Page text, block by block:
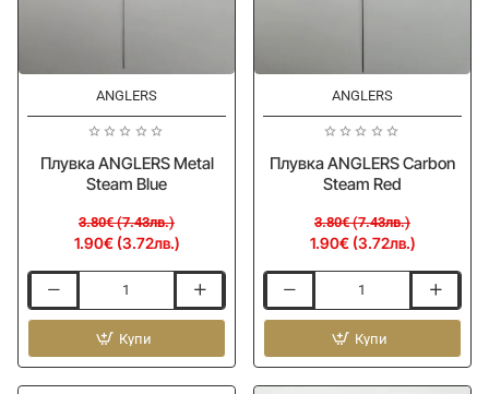
ANGLERS
Плувка ANGLERS Metal
Steam Blue
1.90€ (3.72лв.)
3.80€ (7.43лв.)
ANGLERS
Steam
Blue
Купи
ANGLERS
Плувка ANGLERS Carbon
Steam Red
1.90€ (3.72лв.)
3.80€ (7.43лв.)
ANGLERS
Steam
Red
Купи